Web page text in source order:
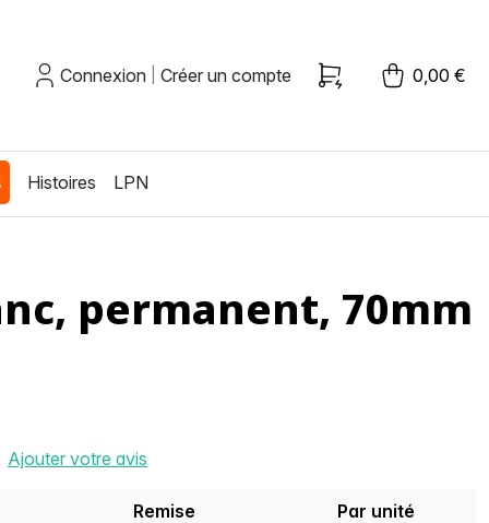
Connexion Créer un compte 0,00 €
Histoires LPN
permanent, 70mm
Ajouter votre avis
Remise Par unité